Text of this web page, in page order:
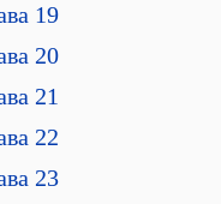
19
20
21
22
23